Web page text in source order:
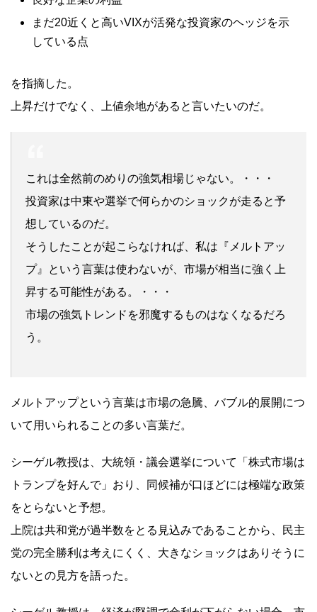
まだ20近くと高いVIXが活発な投資家のヘッジを示
している点
を指摘した。
上昇だけでなく、上値余地があると言いたいのだ。
これは全然前のめりの強気相場じゃない。・・・
投資家は中東や選挙で何らかのショックが走ると予
想しているのだ。
そうしたことが起こらなければ、私は『メルトアッ
プ』という言葉は使わないが、市場が相当に強く上
昇する可能性がある。・・・
市場の強気トレンドを邪魔するものはなくなるだろ
う。
メルトアップという言葉は市場の急騰、バブル的展開につ
いて用いられることの多い言葉だ。
シーゲル教授は、大統領・議会選挙について「株式市場は
トランプを好んで」おり、同候補が口ほどには極端な政策
をとらないと予想。
上院は共和党が過半数をとる見込みであることから、民主
党の完全勝利は考えにくく、大きなショックはありそうに
ないとの見方を語った。